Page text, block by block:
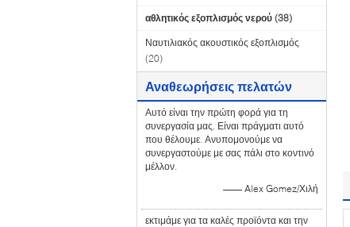
αθλητικός εξοπλισμός νερού (38)
Ναυτιλιακός ακουστικός εξοπλισμός
(20)
Αναθεωρήσεις πελατών
Αυτό είναι την πρώτη φορά για τη
συνεργασία μας. Είναι πράγματι αυτό
που θέλουμε. Ανυπομονούμε να
συνεργαστούμε με σας πάλι στο κοντινό
μέλλον.
—— Alex Gomez/Χιλή
εκτιμάμε για τα καλές προϊόντα και την